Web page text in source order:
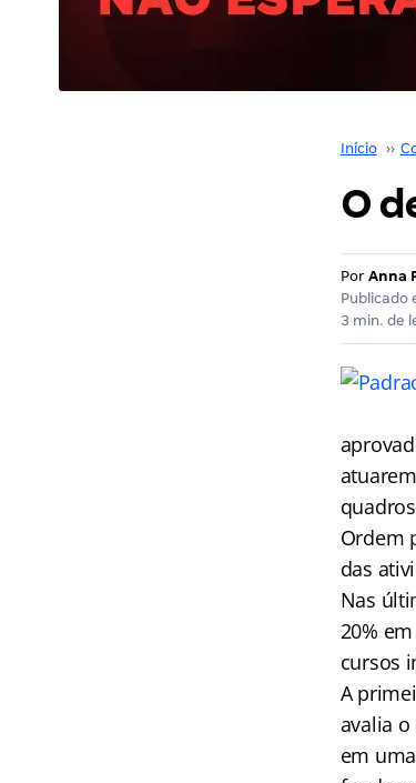
Início ››
O
Por Anna
Publicado
3 min. de
Ordem
das
Nas
20%
cursos
A
avalia
em